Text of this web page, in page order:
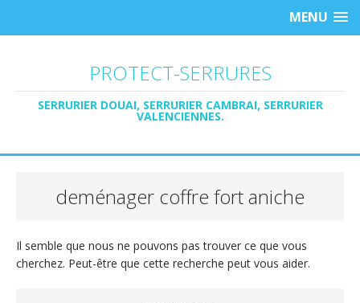
MENU
PROTECT-SERRURES
SERRURIER DOUAI, SERRURIER CAMBRAI, SERRURIER
VALENCIENNES.
deménager coffre fort aniche
Il semble que nous ne pouvons pas trouver ce que vous
cherchez. Peut-être que cette recherche peut vous aider.